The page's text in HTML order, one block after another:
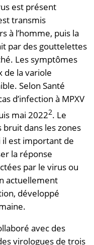
est présent
transmis
à l’homme, puis la
par des gouttelettes
Les symptômes
de la variole
Selon Santé
d’infection à MPXV
mai 20222. Le
bruit dans les zones
il est important de
la réponse
par le virus ou
actuellement
développé
avec des
virologues de trois